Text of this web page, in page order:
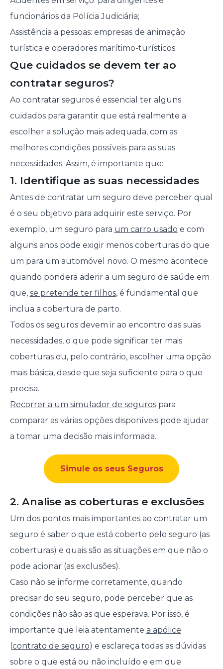
funcionários da Polícia Judiciária;
Assistência a pessoas: empresas de animação
turística e operadores marítimo-turísticos.
Que cuidados se devem ter ao
contratar seguros?
Ao contratar seguros é essencial ter alguns
cuidados para garantir que está realmente a
escolher a solução mais adequada, com as
melhores condições possíveis para as suas
necessidades. Assim, é importante que:
1. Identifique as suas necessidades
Antes de contratar um seguro deve perceber qual
é o seu objetivo para adquirir este serviço. Por
exemplo, um seguro para um carro usado e com
alguns anos pode exigir menos coberturas do que
um para um automóvel novo. O mesmo acontece
quando pondera aderir a um seguro de saúde em
que, se pretende ter filhos, é fundamental que
inclua a cobertura de parto.
Todos os seguros devem ir ao encontro das suas
necessidades, o que pode significar ter mais
coberturas ou, pelo contrário, escolher uma opção
mais básica, desde que seja suficiente para o que
precisa.
Recorrer a um simulador de segurospara
comparar as várias opções disponíveis pode ajudar
a tomar uma decisão mais informada.
Simule os seus Seguros
2. Analise as coberturas e exclusões
Um dos pontos mais importantes ao contratar um
seguro é saber o que está coberto pelo seguro (as
coberturas) e quais são as situações em que não o
pode acionar (as exclusões).
Caso não se informe corretamente, quando
precisar do seu seguro, pode perceber que as
condições não são as que esperava. Por isso, é
importante que leia atentamente a apólice
(contrato de seguro) e esclareça todas as dúvidas
sobre o que está ou não incluído e em que